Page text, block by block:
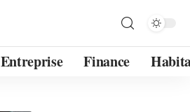
Entreprise Finance